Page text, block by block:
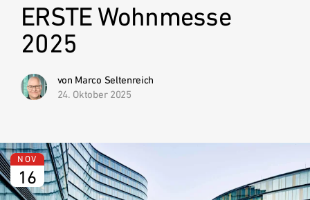
Unsere Standorte
Unternehmen
Hold Estate
Karriere
Kontakt
ERSTE Wohnmesse
2025
von Marco Seltenreich
24. Oktober 2025
NOV
16